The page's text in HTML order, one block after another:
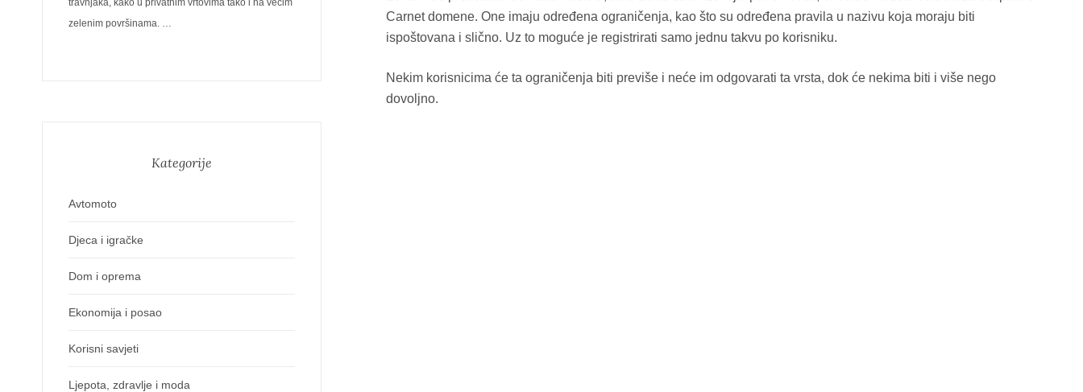
Carnet domene. One imaju određena ograničenja, kao što su određena pravila u nazivu koja moraju biti
ispoštovana i slično. Uz to moguće je registrirati samo jednu takvu po korisniku.
Nekim korisnicima će ta ograničenja biti previše i neće im odgovarati ta vrsta, dok će nekima biti i više nego
dovoljno.
travnjaka, kako u privatnim vrtovima tako i na većim
zelenim površinama. …
Kategorije
Avtomoto
Djeca i igračke
Dom i oprema
Ekonomija i posao
Korisni savjeti
Ljepota, zdravlje i moda